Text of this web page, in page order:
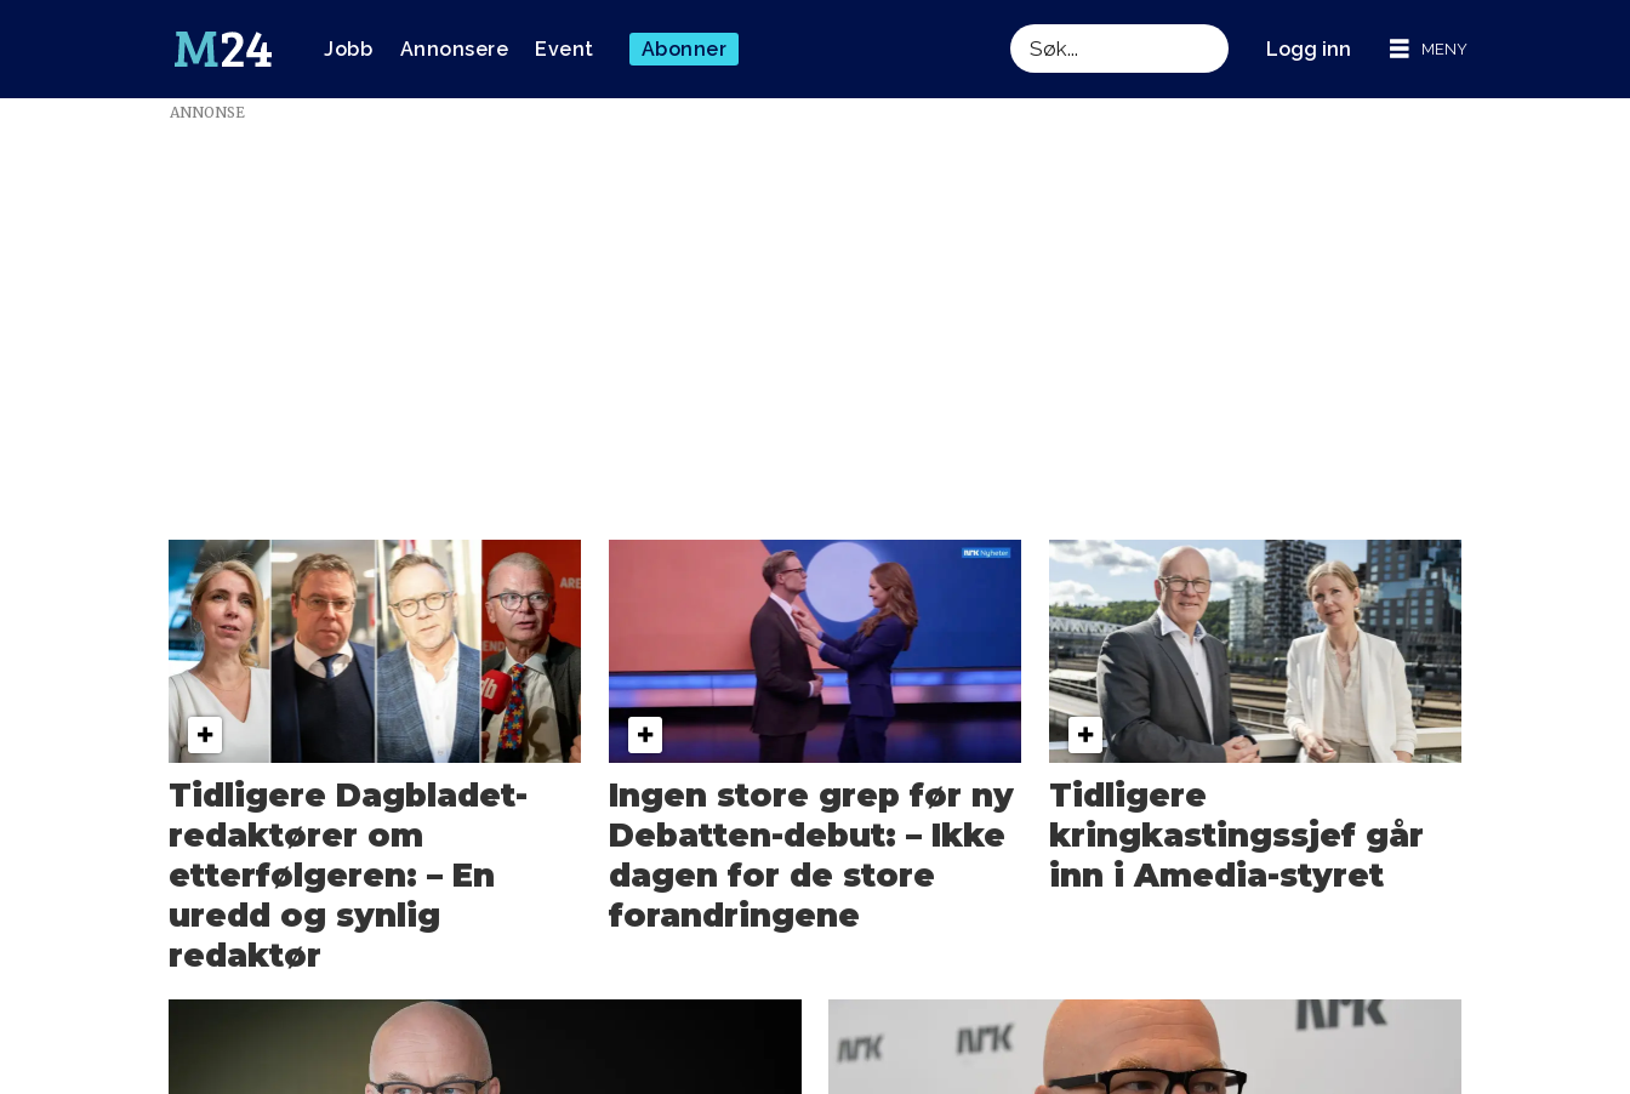
Jobb Annonsere Event Abonner
Søk
Logg inn
Emne:ANNONSE
Tidligere Dagbladet-
redaktører om
etterfølgeren: – En
uredd og synlig
redaktør
Ingen store grep før ny
Debatten-debut: – Ikke
dagen for de store
forandringene
Tidligere
kringkastingssjef går
inn i Amedia-styret